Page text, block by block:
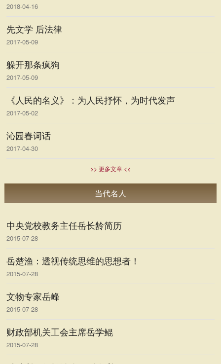
2018-04-16
先文学 后法律
2017-05-09
躲开那条疯狗
2017-05-09
《人民的名义》：为人民抒怀，为时代发声
2017-05-02
沁园春词话
2017-04-30
>> 更多文章 <<
当代名人
中央党校教务主任岳长龄简历
2015-07-28
岳楚渔：透视传统思维的思想者！
2015-07-28
文物专家岳峰
2015-07-28
财政部机关工会主席岳学鲲
2015-07-28